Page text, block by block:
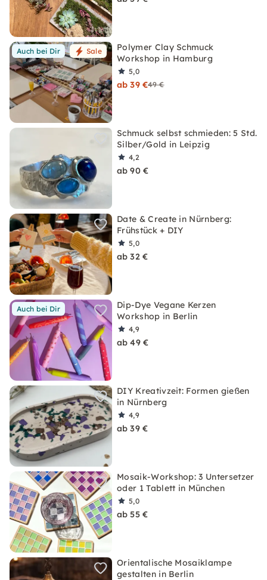
Auch bei Dir Sale
Polymer Clay Schmuck
Workshop in Hamburg
5,0
ab 39 €49 €
Schmuck selbst schmieden: 5 Std.
Silber/Gold in Leipzig
4,2
ab 90 €
Date & Create in Nürnberg:
Frühstück + DIY
5,0
ab 32 €
Auch bei Dir
Dip-Dye Vegane Kerzen
Workshop in Berlin
4,9
ab 49 €
DIY Kreativzeit: Formen gießen
in Nürnberg
4,9
ab 39 €
Mosaik-Workshop: 3 Untersetzer
oder 1 Tablett in München
5,0
ab 55 €
Orientalische Mosaiklampe
gestalten in Berlin